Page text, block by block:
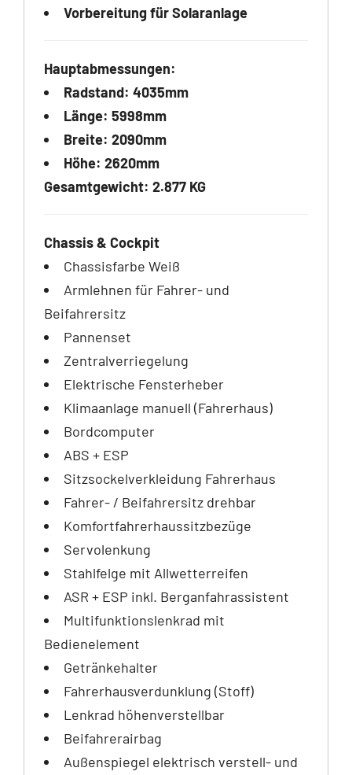
Vorbereitung für Solaranlage
Hauptabmessungen:
Radstand: 4035mm
Länge: 5998mm
Breite: 2090mm
Höhe: 2620mm
Gesamtgewicht: 2.877 KG
Chassis & Cockpit
Chassisfarbe Weiß
Armlehnen für Fahrer- und
Beifahrersitz
Pannenset
Zentralverriegelung
Elektrische Fensterheber
Klimaanlage manuell (Fahrerhaus)
Bordcomputer
ABS + ESP
Sitzsockelverkleidung Fahrerhaus
Fahrer- / Beifahrersitz drehbar
Komfortfahrerhaussitzbezüge
Servolenkung
Stahlfelge mit Allwetterreifen
ASR + ESP inkl. Berganfahrassistent
Multifunktionslenkrad mit
Bedienelement
Getränkehalter
Fahrerhausverdunklung (Stoff)
Lenkrad höhenverstellbar
Beifahrerairbag
Außenspiegel elektrisch verstell- und